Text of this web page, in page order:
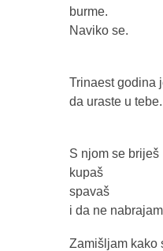
burme.
Naviko se.
Trinaest godina
da uraste u tebe.
S njom se briješ
kupaš
spavaš
i da ne
Zamišljam kako